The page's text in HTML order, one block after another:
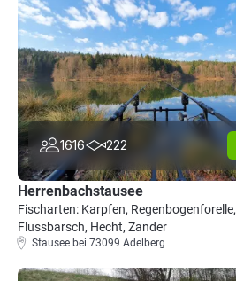
1616 222
Herrenbachstausee
Fischarten: Karpfen, Regenbogenforelle,
Flussbarsch, Hecht, Zander
Stausee bei 73099 Adelberg